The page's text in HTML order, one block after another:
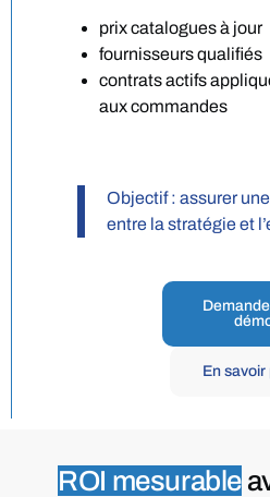
prix catalogues à jour
fournisseurs qualifiés
contrats actifs
aux commandes
Objectif : assurer
entre la stratégie et
En savoir
ROI mesurable